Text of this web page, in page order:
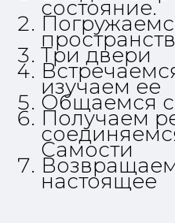
состояние.
Три двери
изучаем ее
Общаемся
Получаем
Самости
настоящее